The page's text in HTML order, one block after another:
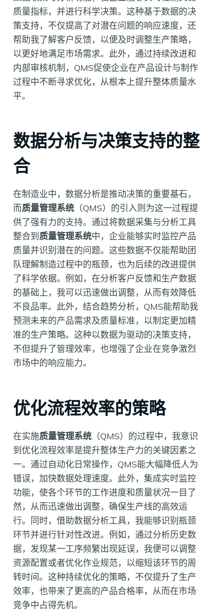
质量指标，并进行科学决策。这种基于数据的决
策支持，不仅提高了对潜在问题的响应速度，还
帮助我了解客户反馈，以便及时调整生产策略，
以更好地满足市场需求。此外，通过持续改进和
内部审核机制，QMS促使企业在产品设计与制作
过程中不断寻求优化，从根本上提升整体质量水
平。
数据分析与决策支持的整
合
在制造业中，数据分析是推动决策的重要基石，
而质量管理系统（QMS）的引入则为这一过程提
供了强有力的支持。通过将数据采集与分析工具
整合到 质量管理系统中，企业能够实时监控产品
质量并识别潜在的问题。这些数据不仅能帮助团
队理解制造过程中的瓶颈，也为后续的改进提供
了科学依据。例如，在分析客户反馈和生产数据
的基础上，我可以迅速做出调整，从而有效降低
不良品率。此外，结合趋势分析，QMS能帮助我
预测未来的产品需求及质量标准，以制定更加精
准的生产策略。这种以数据为驱动的决策支持，
不但提升了管理效率，也增强了企业在竞争激烈
市场中的响应能力。
优化流程效率的策略
在实施质量管理系统（QMS）的过程中，我意识
到优化流程效率是提升整体生产力的关键因素之
一。通过自动化日常操作，QMS能大幅降低人为
错误，加快数据处理速度。此外，集成实时监控
功能，使各个环节的工作进度和质量状况一目了
然，从而迅速做出调整，确保生产线的高效运
行。同时，借助数据分析工具，我能够识别瓶颈
环节并进行针对性改进。例如，通过分析历史数
据，发现某一工序频繁出现延误，我便可以调整
资源配置或者优化作业规范，以缩短该环节的周
转时间。这种持续优化的策略，不仅提升了生产
效率，也带来了更高的产品合格率，从而在市场
竞争中占得先机。